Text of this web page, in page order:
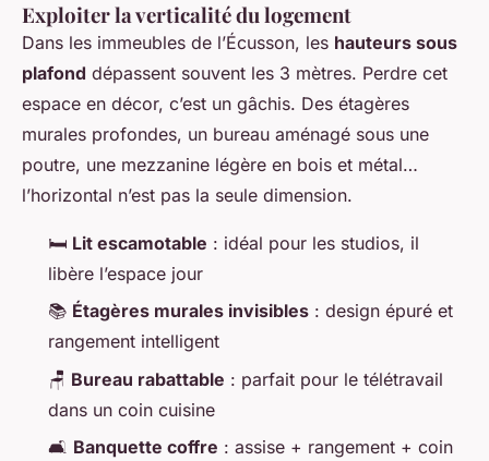
Exploiter la verticalité du logement
Dans les immeubles de l’Écusson, les hauteurs sous
plafond dépassent souvent les 3 mètres. Perdre cet
espace en décor, c’est un gâchis. Des étagères
murales profondes, un bureau aménagé sous une
poutre, une mezzanine légère en bois et métal…
l’horizontal n’est pas la seule dimension.
🛏️ Lit escamotable : idéal pour les studios, il
libère l’espace jour
📚 Étagères murales invisibles : design épuré et
rangement intelligent
🪑 Bureau rabattable : parfait pour le télétravail
dans un coin cuisine
🛋️ Banquette coffre : assise + rangement + coin